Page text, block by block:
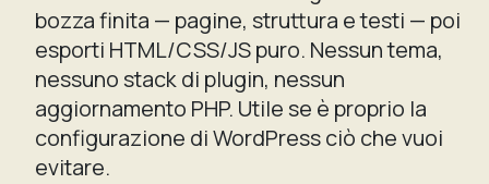
bozza finita — pagine, struttura e testi — poi
esporti HTML/CSS/JS puro. Nessun tema,
nessuno stack di plugin, nessun
aggiornamento PHP. Utile se è proprio la
configurazione di WordPress ciò che vuoi
evitare.